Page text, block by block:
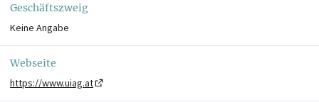
Geschäftszweig
Keine Angabe
Webseite
https://www.uiag.at